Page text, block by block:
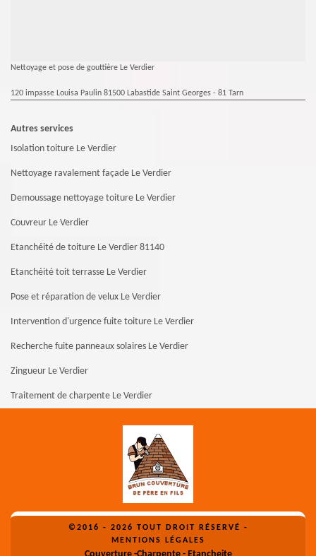
Nettoyage et pose de gouttière Le Verdier
120 impasse Louisa Paulin 81500 Labastide Saint Georges - 81 Tarn
Autres services
Isolation toiture Le Verdier
Nettoyage ravalement façade Le Verdier
Demoussage nettoyage toiture Le Verdier
Couvreur Le Verdier
Etanchéité de toiture Le Verdier 81140
Etanchéité toit terrasse Le Verdier
Pose et réparation de velux Le Verdier
Intervention d'urgence fuite toiture Le Verdier
Recherche fuite panneaux solaires Le Verdier
Zingueur Le Verdier
Traitement de charpente Le Verdier
©2016 - 2026 TOUT DROIT RÉSERVÉ -
MENTIONS LÉGALES
Couverture -Charpente - Etancheite